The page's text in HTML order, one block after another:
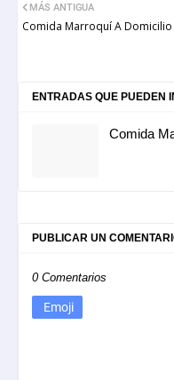
MÁS ANTIGUA
Comida Marroquí A Domicilio
ENTRADAS QUE PUEDEN
Comida
PUBLICAR UN
0 Comentarios
Emoji